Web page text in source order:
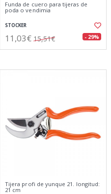
Funda de cuero para tijeras de
poda o vendimia
STOCKER
11,03€ 15,51€ - 29%
Tijera profi de yunque 21. longitud:
21 cm